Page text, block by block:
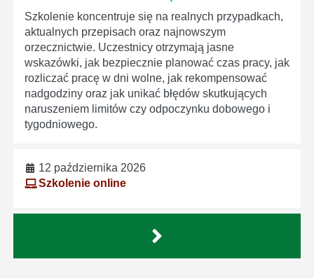
Szkolenie koncentruje się na realnych przypadkach,
aktualnych przepisach oraz najnowszym
orzecznictwie. Uczestnicy otrzymają jasne
wskazówki, jak bezpiecznie planować czas pracy, jak
rozliczać pracę w dni wolne, jak rekompensować
nadgodziny oraz jak unikać błędów skutkujących
naruszeniem limitów czy odpoczynku dobowego i
tygodniowego.
12 października 2026
Szkolenie online